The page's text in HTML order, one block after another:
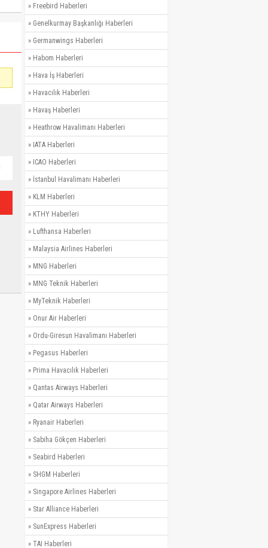
» Freebird Haberleri
» Genelkurmay Başkanlığı Haberleri
» Germanwings Haberleri
» Habom Haberleri
» Hava İş Haberleri
» Havacılık Haberleri
» Havaş Haberleri
» Heathrow Havalimanı Haberleri
» IATA Haberleri
» ICAO Haberleri
» İstanbul Havalimanı Haberleri
» KLM Haberleri
» KTHY Haberleri
» Lufthansa Haberleri
» Malaysia Airlines Haberleri
» MNG Haberleri
» MNG Teknik Haberleri
» MyTeknik Haberleri
» Onur Air Haberleri
» Ordu-Giresun Havalimanı Haberleri
» Pegasus Haberleri
» Prima Havacılık Haberleri
» Qantas Airways Haberleri
» Qatar Airways Haberleri
» Ryanair Haberleri
» Sabiha Gökçen Haberleri
» Seabird Haberleri
» SHGM Haberleri
» Singapore Airlines Haberleri
» Star Alliance Haberleri
» SunExpress Haberleri
» TAI Haberleri